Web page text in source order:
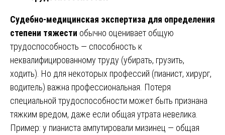
Судебно-медицинская экспертиза для определения
степени тяжести обычно оценивает общую
трудоспособность — способность к
неквалифицированному труду (убирать, грузить,
ходить). Но для некоторых профессий (пианист, хирург,
водитель) важна профессиональная. Потеря
специальной трудоспособности может быть признана
тяжким вредом, даже если общая утрата невелика.
Пример: у пианиста ампутировали мизинец — общая